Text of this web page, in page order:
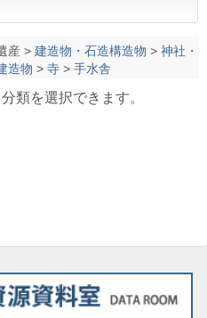
産> 建造物・石造構造物 > 神社・
造物 > 寺> 手水舎
類を選択できます。